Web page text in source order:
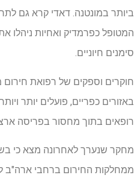
ביותר במונטנה. דאדי קרא גם
סימנים חיוניים.
באזורים כפריים, פועלים יותר
רופאים בתוך מחסור בפריסה
ממחלקות החירום ברחבי